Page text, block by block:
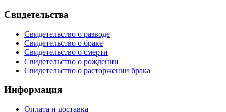
Свидетельства
Свидетельство о разводе
Свидетельство о браке
Свидетельство о смерти
Свидетельство о рождении
Свидетельство о расторжении брака
Информация
Оплата и доставка